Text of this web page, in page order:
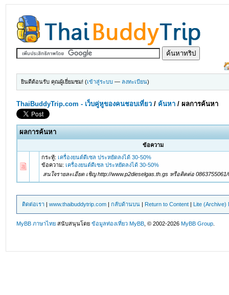
ยินดีต้อนรับ คุณผู้เยี่ยมชม! (เข้าสู่ระบบ — ลงทะเบียน)
ThaiBuddyTrip.com - เว็บคู่หูของคนชอบเที่ยว / ค้นหา /ผลการค้นหา
ผลการค้นหา
ข้อความ
กระทู้:เครื่องยนต์ดีเซล ประหยัดลงได้ 30-50%
ข้อความ:เครื่องยนต์ดีเซล ประหยัดลงได้ 30-50%
สนใจรายละเอียด เชิญ http://www.p2dieselgas.th.gs หรือติดต่อ 0863755061/
ติดต่อเรา |www.thaibuddytrip.com |กลับด้านบน | Return to Content | Lite (Archive)
MyBB ภาษาไทย สนับสนุนโดยข้อมูลท่องเที่ยว MyBB , © 2002-2026MyBB Group